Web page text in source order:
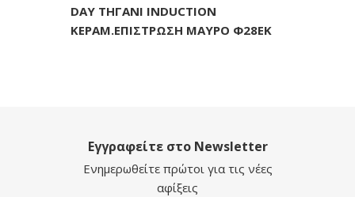
DAY ΤΗΓΑΝΙ INDUCTION
ΚΕΡΑΜ.ΕΠΙΣΤΡΩΣΗ ΜΑΥΡΟ Φ28ΕΚ
Εγγραφείτε στο Newsletter
Ενημερωθείτε πρώτοι για τις νέες
αφίξεις